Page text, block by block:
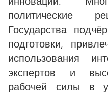
политические
Государства
подготовки,
использования
экспертов и
рабочей силы в